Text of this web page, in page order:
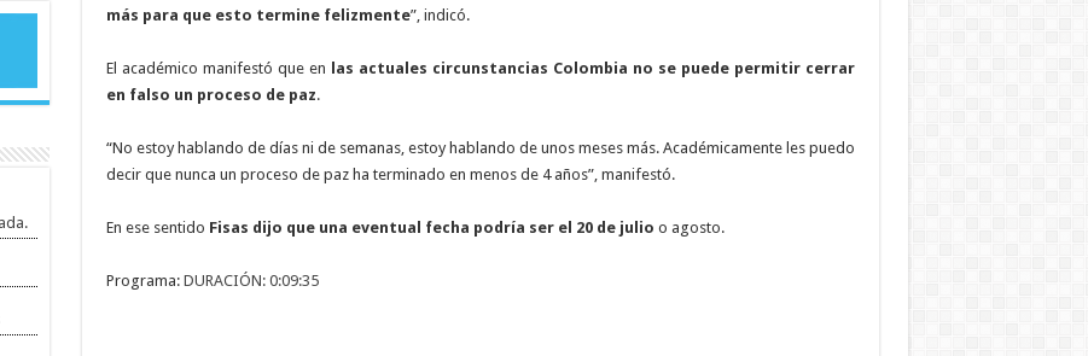
más para que esto termine felizmente”, indicó.
El académico manifestó que en
las actuales circunstancias Colombia no se puede permitir cerrar
en falso un proceso de paz.
“No estoy hablando de días ni de semanas, estoy hablando de unos meses más. Académicamente les puedo
decir que nunca un proceso de paz ha terminado en menos de 4 años”, manifestó.
En ese sentido Fisas dijo que una eventual fecha podría ser el 20 de julio o agosto.
Programa: DURACIÓN: 0:09:35